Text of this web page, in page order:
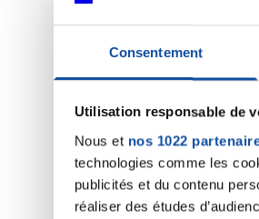
Consentement
Utilisation responsable de
Nous et nos 1022
technologies comme les
publicités et du contenu
réaliser des études